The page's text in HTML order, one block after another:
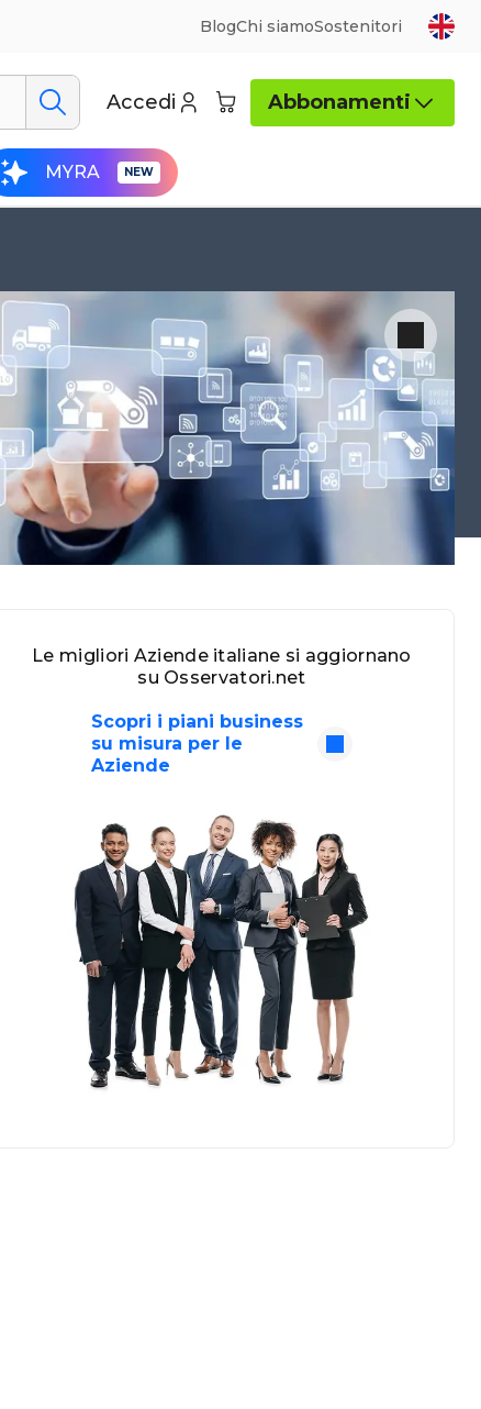
BlogChi siamoSostenitori
Accedi Abbonamenti
MYRA
Le migliori Aziende italiane si aggiornano
su Osservatori.net
Scopri i piani business
su misura per le
Aziende